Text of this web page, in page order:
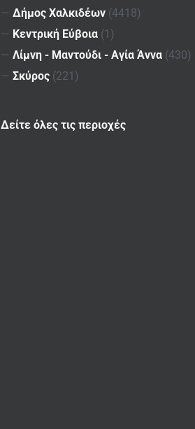
— Δήμος Χαλκιδέων (4418)
— Κεντρική Εύβοια (1)
— Λίμνη - Μαντούδι - Αγία Άννα (430)
— Σκύρος (221)
Δείτε όλες τις περιοχές